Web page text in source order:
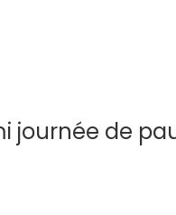
journée de